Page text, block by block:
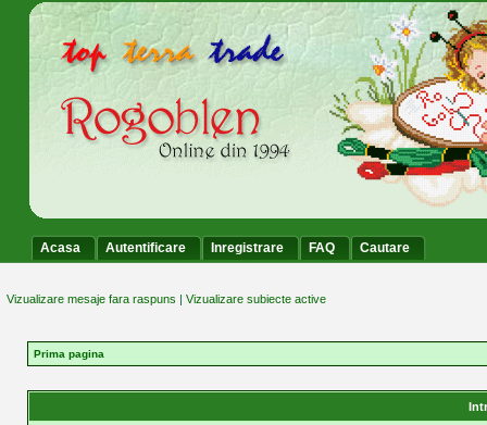
Acasa Autentificare Inregistrare FAQ Cautare
Vizualizare mesaje fara raspuns | Vizualizare subiecte active
Prima pagina